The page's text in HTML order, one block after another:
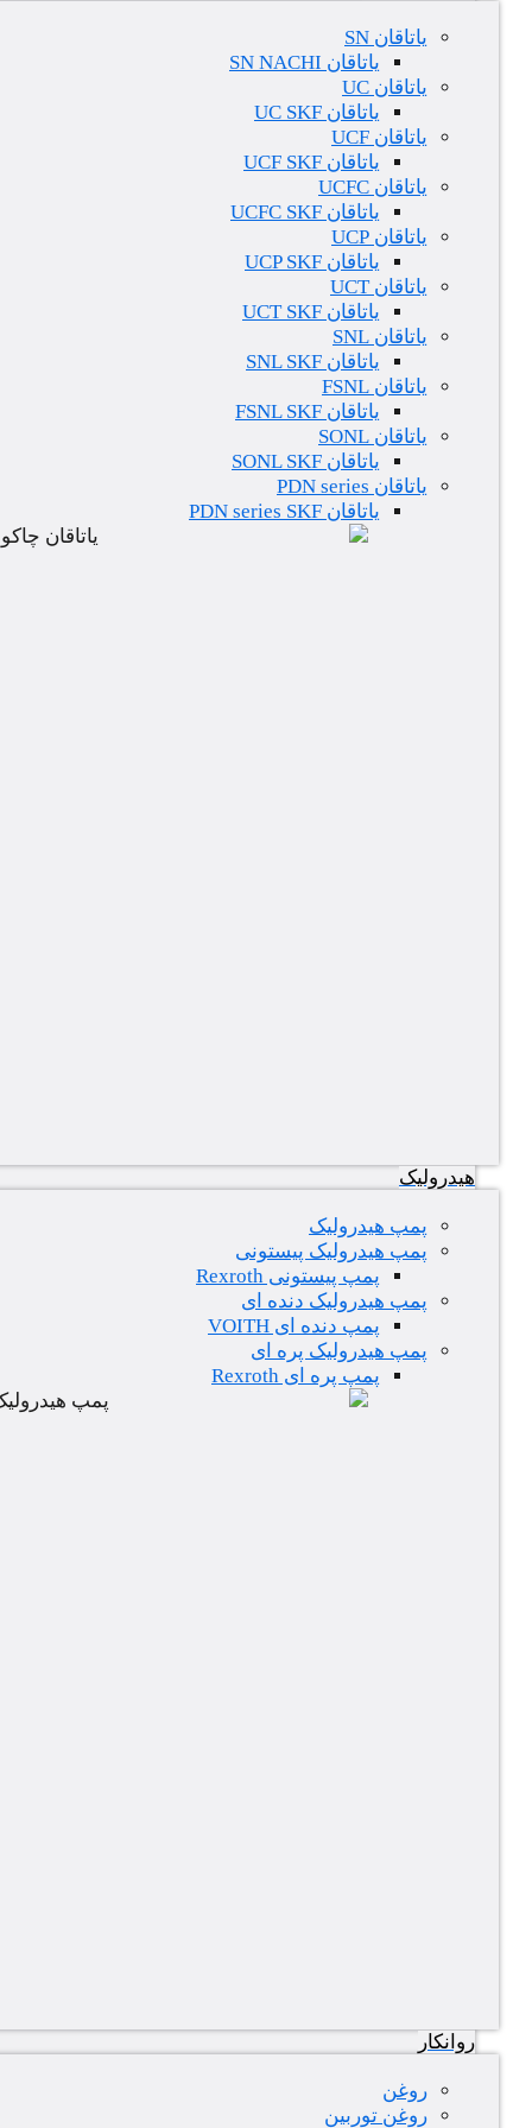
یاتاقان SN
یاتاقان SN NACHI
یاتاقان UC
یاتاقان UC SKF
یاتاقان UCF
یاتاقان UCF SKF
یاتاقان UCFC
یاتاقان UCFC SKF
یاتاقان UCP
یاتاقان UCP SKF
یاتاقان UCT
یاتاقان UCT SKF
یاتاقان SNL
یاتاقان SNL SKF
یاتاقان FSNL
یاتاقان FSNL SKF
یاتاقان SONL
یاتاقان SONL SKF
یاتاقان PDN series
یاتاقان PDN series SKF
هیدرولیک
پمپ هیدرولیک
پمپ هیدرولیک پیستونی
پمپ پیستونی Rexroth
پمپ هیدرولیک دنده ای
پمپ دنده ای VOITH
پمپ هیدرولیک پره ای
پمپ پره ای Rexroth
روانکار
روغن
روغن توربین